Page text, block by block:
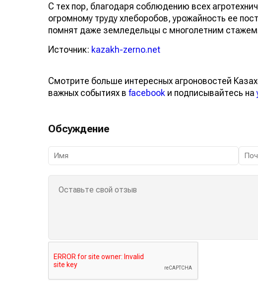
С тех пор, благодаря соблюдению всех
огромному труду хлеборобов, урожайность ее
помнят даже земледельцы с многолетним
Источник: kazakh-zerno.net
Смотрите больше интересных агроновостей
важных событиях в facebook и подписывайтесь на
Обсуждение